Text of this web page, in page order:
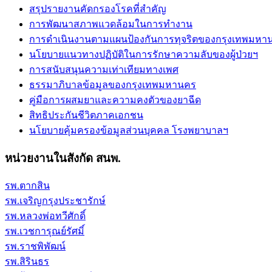
สรุปรายงานคัดกรองโรคที่สำคัญ
การพัฒนาสภาพแวดล้อมในการทำงาน
การดำเนินงานตามแผนป้องกันการทุจริตของกรุงเทพมหา
นโยบายแนวทางปฏิบัติในการรักษาความลับของผู้ป่วยฯ
การสนับสนุนความเท่าเทียมทางเพศ
ธรรมาภิบาลข้อมูลของกรุงเทพมหานคร
คู่มือการผสมยาและความคงตัวของยาฉีด
สิทธิประกันชีวิตภาคเอกชน
นโยบายคุ้มครองข้อมูลส่วนบุคคล โรงพยาบาลฯ
หน่วยงานในสังกัด สนพ.
รพ.ตากสิน
รพ.เจริญกรุงประชารักษ์
รพ.หลวงพ่อทวีศักดิ์
รพ.เวชการุณย์รัศมิ์
รพ.ราชพิพัฒน์
รพ.สิรินธร